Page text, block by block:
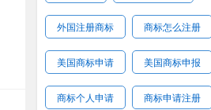
外国注册商标 商标怎么注册
美国商标申请 美国商标申报
商标个人申请 商标申请注册